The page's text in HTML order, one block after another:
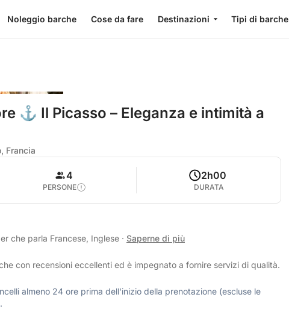
Noleggio barche Cose da fare Destinazioni Tipi di barche
⚓ Il Picasso – Eleganza e intimità a
Francia
4
PERSONE
2h00
DURATA
che parla Francese, Inglese · Saperne di più
con recensioni eccellenti ed è impegnato a fornire servizi di qualità.
almeno 24 ore prima dell'inizio della prenotazione (escluse le